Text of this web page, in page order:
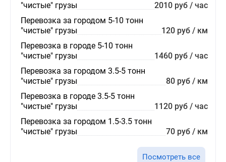
"чистые" грузы
2010 руб / час
Перевозка за городом 5-10 тонн
"чистые" грузы
120 руб / км
Перевозка в городе 5-10 тонн
"чистые" грузы
1460 руб / час
Перевозка за городом 3.5-5 тонн
"чистые" грузы
80 руб / км
Перевозка в городе 3.5-5 тонн
"чистые" грузы
1120 руб / час
Перевозка за городом 1.5-3.5 тонн
"чистые" грузы
70 руб / км
Посмотреть все